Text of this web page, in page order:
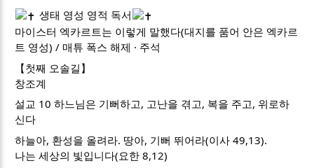
생태 영성 영적 독서
마이스터 엑카르트는 이렇게 말했다(대지를 품어 안은 엑카르
트 영성) / 매튜 폭스 해제 · 주석
【첫째 오솔길】
창조계
설교 10 하느님은 기뻐하고, 고난을 겪고, 복을 주고, 위로하
신다
하늘아, 환성을 올려라. 땅아, 기뻐 뛰어라(이사 49,13).
나는 세상의 빛입니다(요한 8,12)